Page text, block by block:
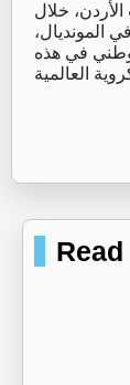
خلال
المونديال،
في هذه